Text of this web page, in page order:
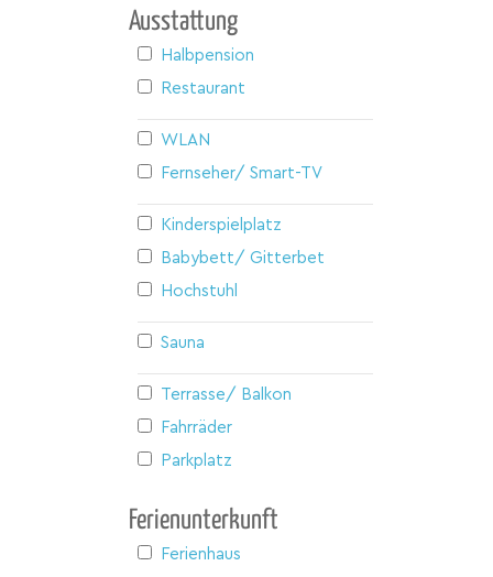
Ausstattung
Halbpension
Restaurant
WLAN
Fernseher/ Smart-TV
Kinderspielplatz
Babybett/ Gitterbett
Hochstuhl
Sauna
Terrasse/ Balkon
Fahrräder
Parkplatz
Ferienunterkunft
Ferienhaus